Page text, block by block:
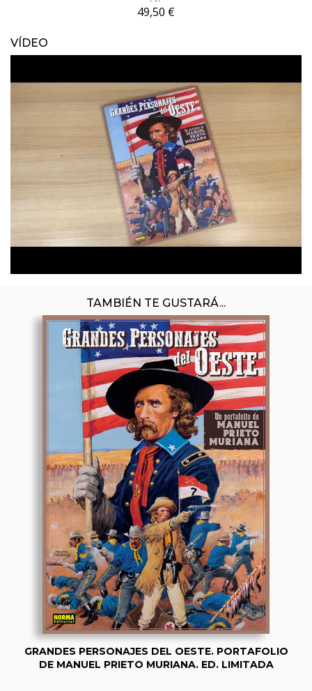
49,50 €
VÍDEO
TAMBIÉN TE GUSTARÁ...
GRANDES PERSONAJES DEL OESTE. PORTAFOLIO
DE MANUEL PRIETO MURIANA. ED. LIMITADA